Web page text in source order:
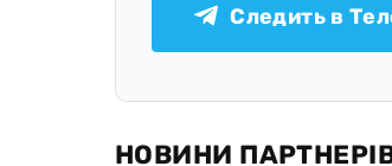
Следить в